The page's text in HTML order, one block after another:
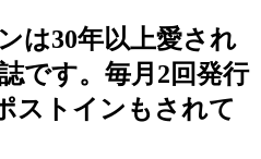
は30年以上愛され
です。毎月2回発行
ストインもされて